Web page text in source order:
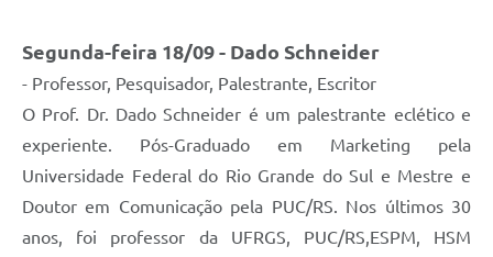
Segunda-feira 18/09 - Dado Schneider
- Professor, Pesquisador, Palestrante, Escritor
O Prof. Dr. Dado Schneider é um palestrante eclético e
experiente. Pós-Graduado em Marketing pela
Universidade Federal do Rio Grande do Sul e Mestre e
Doutor em Comunicação pela PUC/RS. Nos últimos 30
anos, foi professor da UFRGS, PUC/RS,ESPM, HSM